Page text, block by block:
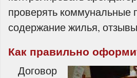
проверять коммунальные
содержание жилья,
Как правильно
Договор